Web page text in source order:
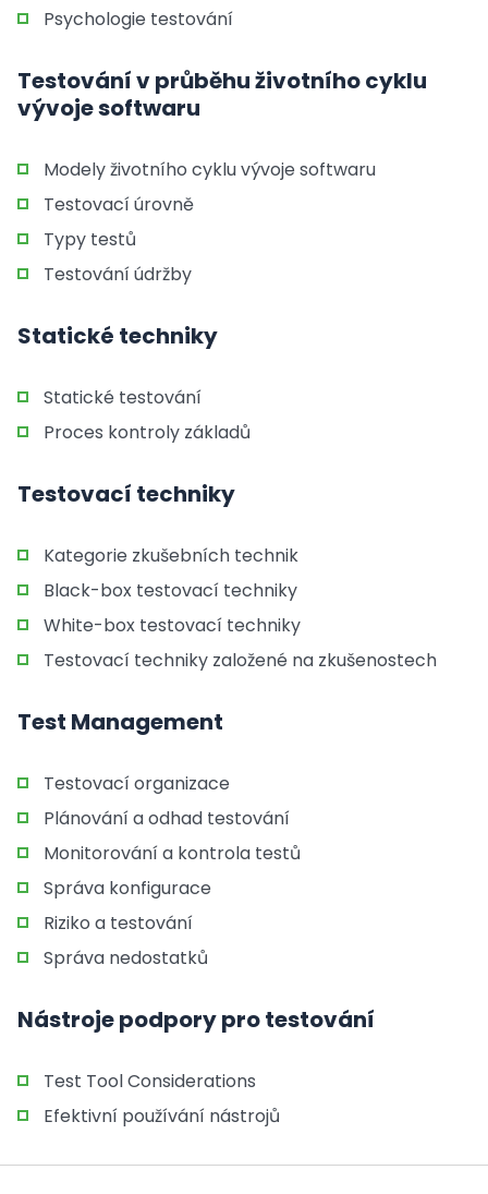
Psychologie testování
Testování v průběhu životního cyklu
vývoje softwaru
Modely životního cyklu vývoje softwaru
Testovací úrovně
Typy testů
Testování údržby
Statické techniky
Statické testování
Proces kontroly základů
Testovací techniky
Kategorie zkušebních technik
Black-box testovací techniky
White-box testovací techniky
Testovací techniky založené na zkušenostech
Test Management
Testovací organizace
Plánování a odhad testování
Monitorování a kontrola testů
Správa konfigurace
Riziko a testování
Správa nedostatků
Nástroje podpory pro testování
Test Tool Considerations
Efektivní používání nástrojů